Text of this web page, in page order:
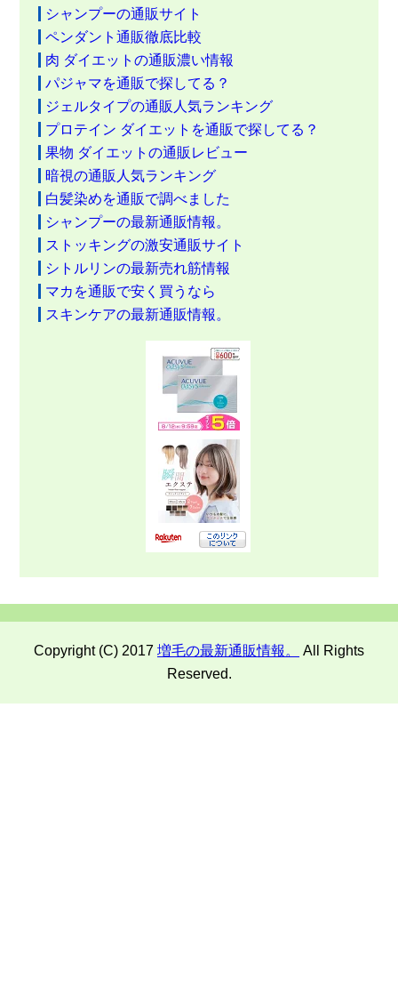
シャンプーの通販サイト
ペンダント通販徹底比較
肉 ダイエットの通販濃い情報
パジャマを通販で探してる？
ジェルタイプの通販人気ランキング
プロテイン ダイエットを通販で探してる？
果物 ダイエットの通販レビュー
暗視の通販人気ランキング
白髪染めを通販で調べました
シャンプーの最新通販情報。
ストッキングの激安通販サイト
シトルリンの最新売れ筋情報
マカを通販で安く買うなら
スキンケアの最新通販情報。
Copyright (C) 2017 増毛の最新通販情報。
All Rights
Reserved.